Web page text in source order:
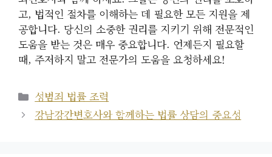
고, 법적인 절차를 이해하는 데 필요한 모든 지원을 제
공합니다. 당신의 소중한 권리를 지키기 위해 전문적인
도움을 받는 것은 매우 중요합니다. 언제든지 필요할
때, 주저하지 말고 전문가의 도움을 요청하세요!
카
테
고
성범죄 법률 조력
강남강간변호사와 함께하는 법률 상담의 중요성